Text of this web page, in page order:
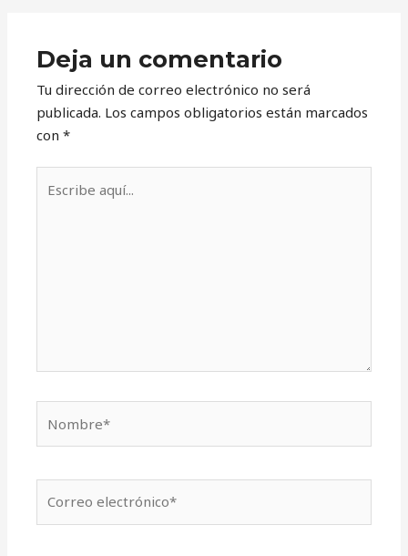
Deja un comentario
Tu dirección de correo electrónico no será
publicada. Los campos obligatorios están marcados
con*
aquí...
electrónico*